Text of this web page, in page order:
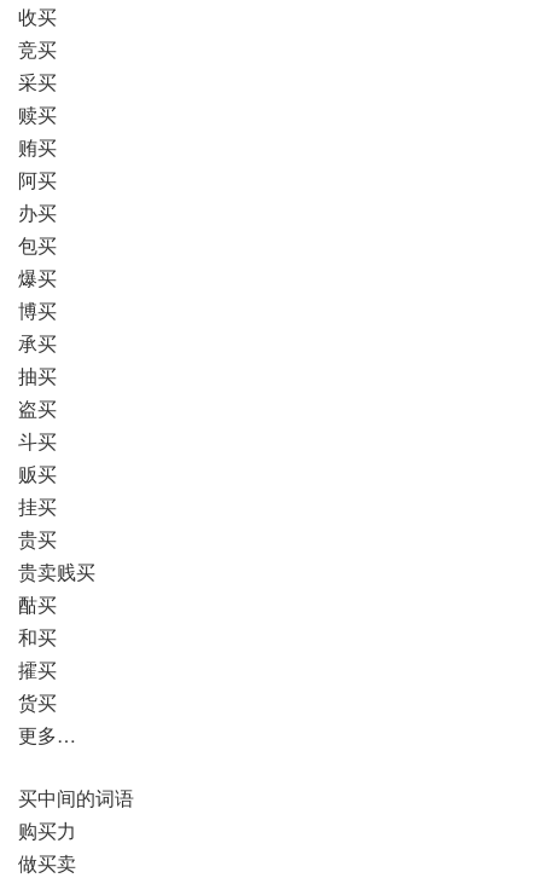
收买
竞买
采买
赎买
贿买
阿买
办买
包买
爆买
博买
承买
抽买
盗买
斗买
贩买
挂买
贵买
贵卖贱买
酤买
和买
攉买
货买
更多…
买中间的词语
购买力
做买卖